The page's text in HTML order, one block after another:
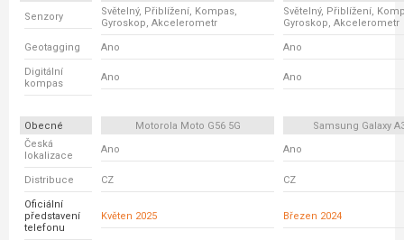
Senzory
Světelný, Přiblížení, Kompas,
Gyroskop, Akcelerometr
Světelný, Přiblížení,
Gyroskop, Akcelerometr
Geotagging Ano Ano
Digitální
kompas
Ano Ano
Obecné Motorola Moto G56 5G
Samsung Galaxy
Česká
lokalizace
Ano Ano
Distribuce CZ CZ
Oficiální
představení
telefonu
Květen 2025 Březen 2024